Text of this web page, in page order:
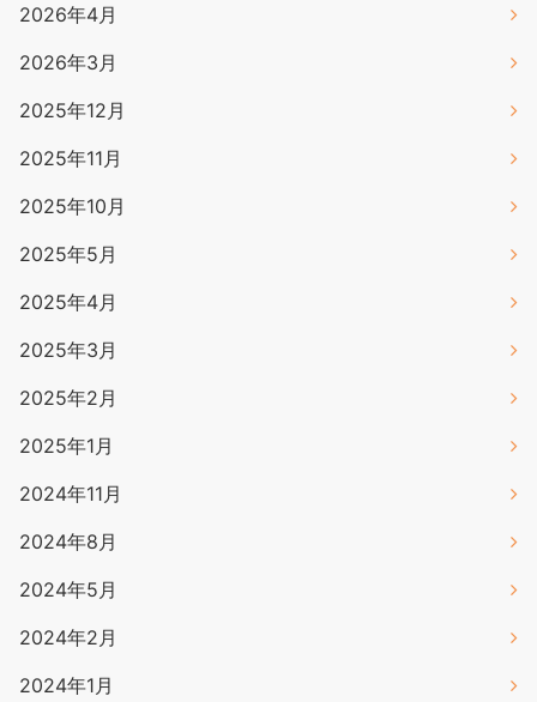
2026年4月
2026年3月
2025年12月
2025年11月
2025年10月
2025年5月
2025年4月
2025年3月
2025年2月
2025年1月
2024年11月
2024年8月
2024年5月
2024年2月
2024年1月